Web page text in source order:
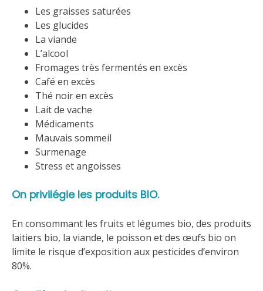
Les graisses saturées
Les glucides
La viande
L’alcool
Fromages très fermentés en excès
Café en excès
Thé noir en excès
Lait de vache
Médicaments
Mauvais sommeil
Surmenage
Stress et angoisses
On privilégie les produits BIO.
En consommant les fruits et légumes bio, des produits
laitiers bio, la viande, le poisson et des œufs bio on
limite le risque d’exposition aux pesticides d’environ
80%.